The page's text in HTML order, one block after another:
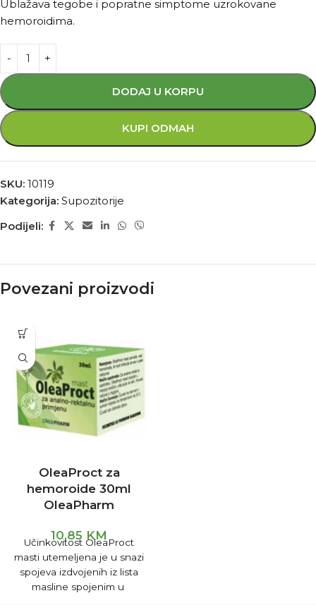
Ublažava tegobe i popratne simptome uzrokovane
hemoroidima.
DODAJ U KORPU
KUPI ODMAH
SKU: 10119
Kategorija: Supozitorije
Podijeli:
Povezani proizvodi
OleaProct za
hemoroide 30ml
OleaPharm
10,85 KM
Učinkovitost OleaProct
masti utemeljena je u snazi
spojeva izdvojenih iz lista
masline spojenim u